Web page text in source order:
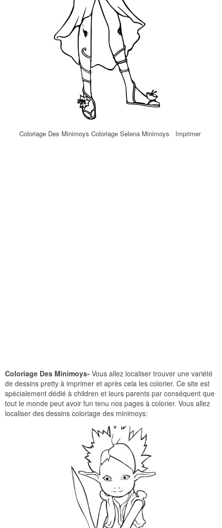
Coloriage Des Minimoys Coloriage Selena Minimoys Imprimer
Coloriage Des Minimoys- Vous allez localiser trouver une variété
de dessins pretty à imprimer et après cela les colorier. Ce site est
spécialement dédié à children et leurs parents par conséquent que
tout le monde peut avoir fun tenu nos pages à colorier. Vous allez
localiser des dessins coloriage des minimoys: